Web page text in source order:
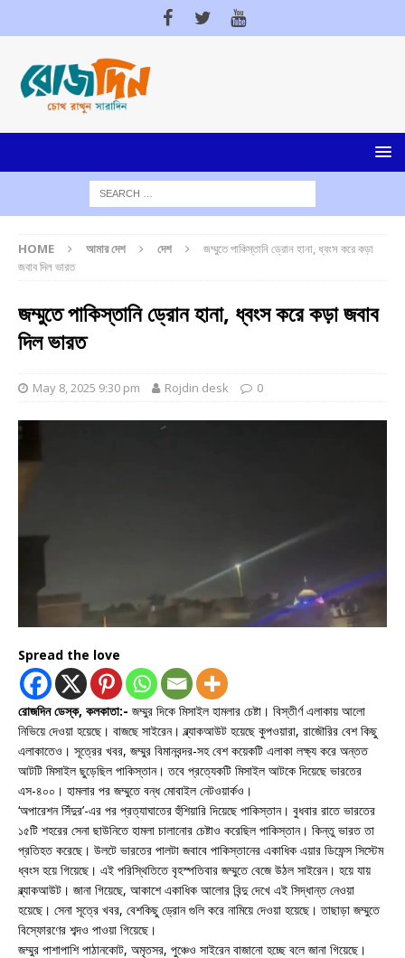
HOME আমার দেশ দেশ
জম্মুতে পাকিস্তানি ড্রোন হানা, ধ্বংস করে কড়া
জবাব দিল ভারত
জম্মুতে পাকিস্তানি ড্রোন হানা, ধ্বংস করে কড়া জবাব
দিল ভারত
May 8, 2025 9:30 pm Rojdin desk 0
Spread the love
রোজদিন ডেস্ক, কলকাতা:- জম্মুর দিকে মিসাইল হামলার চেষ্টা। বিস্তীর্ণ এলাকায় আলো
নিভিয়ে দেওয়া হয়েছে। বাজছে সাইরেন। ব্ল্যাকআউট হয়েছে কুপওয়ারা, রাজৌরির বেশ কিছু
এলাকাতেও। সূত্রের খবর, জম্মুর বিমানবন্দর-সহ বেশ কয়েকটি এলাকা লক্ষ্য করে অন্তত
আটটি মিসাইল ছুড়েছিল পাকিস্তান। তবে প্রত্যেকটি মিসাইল আটকে দিয়েছে ভারতের
এস-৪০০। হামলার পর জম্মুতে বন্ধ মোবাইল নেটওয়ার্কও।
‘অপারেশন সিঁদুর’-এর পর প্রত্যাঘাতের হুঁশিয়ারি দিয়েছে পাকিস্তান। বুধবার রাতে ভারতের
১৫টি শহরের সেনা ছাউনিতে হামলা চালানোর চেষ্টাও করেছিল পাকিস্তান। কিন্তু ভারত তা
প্রতিহত করেছে। উলটে ভারতের পালটা জবাবে পাকিস্তানের একাধিক এয়ার ডিফেন্স সিস্টেম
ধ্বংস হয়ে গিয়েছে। এই পরিস্থিতিতে বৃহস্পতিবার জম্মুতে বেজে উঠল সাইরেন। হয়ে যায়
ব্ল্যাকআউট। জানা গিয়েছে, আকাশে একাধিক আলোর বিন্দু দেখে এই সিদ্ধান্ত নেওয়া
হয়েছে। সেনা সূত্রে খবর, বেশকিছু ড্রোন গুলি করে নামিয়ে দেওয়া হয়েছে। তাছাড়া জম্মুতে
বিস্ফোরণের শব্দও পাওয়া গিয়েছে।
জম্মুর পাশাপাশি পাঠানকোট, অমৃতসর, পুঞ্চেও সাইরেন বাজানো হচ্ছে বলে জানা গিয়েছে।